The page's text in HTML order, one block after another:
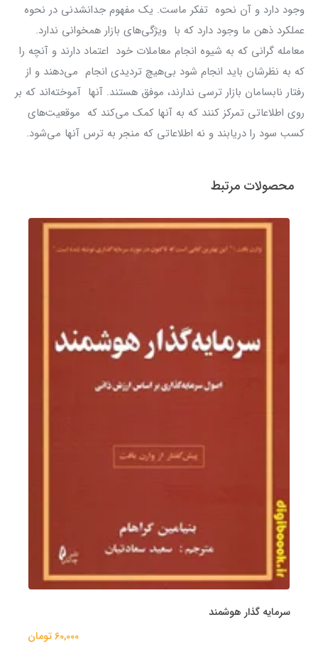
وجود دارد و آن نحوه تفکر ماست. یک مفهوم جدانشدنی در نحوه
عملکرد ذهن ما وجود دارد که با ویژگی‌های بازار همخوانی ندارد.
معامله گرانی که به شیوه انجام معاملات خود اعتماد دارند و آنچه را
که به نظرشان باید انجام شود بی‌هیچ تردیدی انجام می‌دهند و از
رفتار نابسامان بازار ترسی ندارند، موفق هستند. آنها آموخته‌اند که بر
روی اطلاعاتی تمرکز کنند که به آنها کمک می‌کند که موقعیت‌های
کسب سود را دریابند و نه اطلاعاتی که منجر به ترس آنها می‌شود.
محصولات مرتبط
سرمایه گذار هوشمند
60,000 تومان